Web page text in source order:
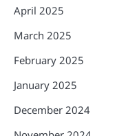
April 2025
March 2025
February 2025
January 2025
December 2024